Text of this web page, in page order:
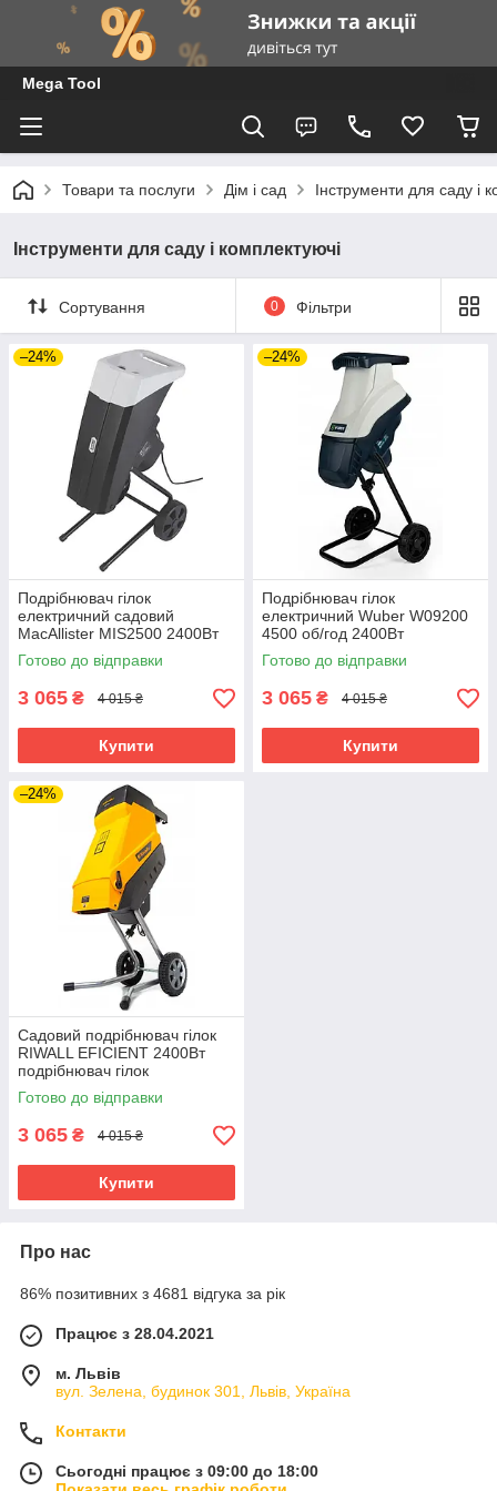
Mega Tool
Товари та послуги Дім і сад Інструменти для саду і
Інструменти для саду і комплектуючі
Сортування 0 Фільтри
–24%
Подрібнювач гілок
електричний садовий
MacAllister MIS2500 2400Вт
подрібнювач гілок і ботви
садовий
Готово до відправки
3 065 ₴ 4 015 ₴
Купити
–24%
Подрібнювач гілок
електричний Wuber W09200
4500 об/год 2400Вт
подрібнювач гілок і ботви
садовий
Готово до відправки
3 065 ₴ 4 015 ₴
Купити
–24%
Садовий подрібнювач гілок
RIWALL EFICIENT 2400Вт
подрібнювач гілок
електричний з ножами
садовий подрібнювач
Готово до відправки
3 065 ₴ 4 015 ₴
Купити
Про нас
86% позитивних з 4681 відгука за рік
Працює з 28.04.2021
м. Львів
вул. Зелена, будинок 301, Львів, Україна
Контакти
Сьогодні працює з 09:00 до 18:00